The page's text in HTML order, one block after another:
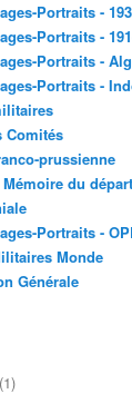
Portraits -
Portraits -
Portraits -
Portraits -
Comités
prussienne
du
Portraits -
Monde
Générale
(1)